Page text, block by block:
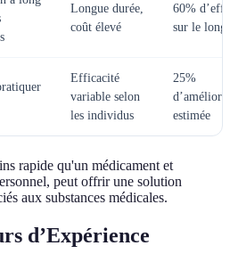
Longue durée,
coût élevé
60%
sur le long
Efficacité
variable selon
les individus
25%
estimée
rapide qu'un médicament et
peut offrir une solution
aux substances médicales.
d’Expérience